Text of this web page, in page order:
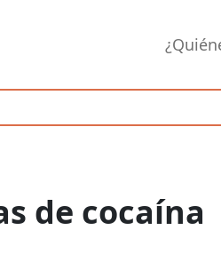
de cocaína